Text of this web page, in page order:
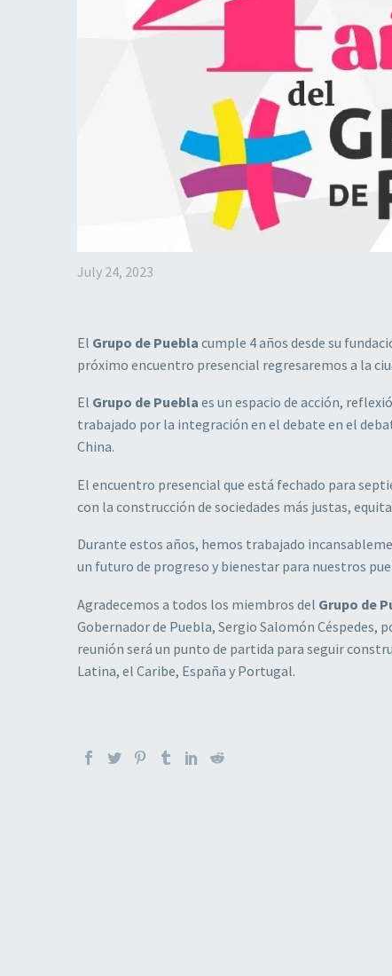
July 24, 2023
El Grupo de Puebla cumple 4 años desde su
próximo encuentro presencial regresaremos a la
El Grupo de Puebla es un espacio de acción,
trabajado por la integración en el debate en el
China.
El encuentro presencial que está fechado para
con la construcción de sociedades más justas,
Durante estos años, hemos trabajado
un futuro de progreso y bienestar para nuestros
Agradecemos a todos los miembros del Grupo de
Gobernador de Puebla, Sergio Salomón
reunión será un punto de partida para seguir
Latina, el Caribe, España y Portugal.